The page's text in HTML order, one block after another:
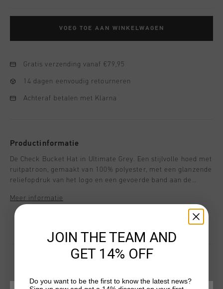
VOEG TOE AAN WINKELWAGEN
Gratis verzending vanaf €79,95
14 dagen eenvoudig retourneren
Achteraf betalen met Klarna
Productinformatie
De Check Bucket Hat in Ultimate Grey. Een stijlvolle hoed met
ruitpatroon, gemaakt van 100% polyester, met een glanzende
reliefopdruk van het logo en een gevoerde band aan de
elk seizoen.
Meer informatie
DIT VIND JE MISSCHIEN OOK LEUK
JOIN THE TEAM AND
GET 14% OFF
Do you want to be the first to know the latest news?